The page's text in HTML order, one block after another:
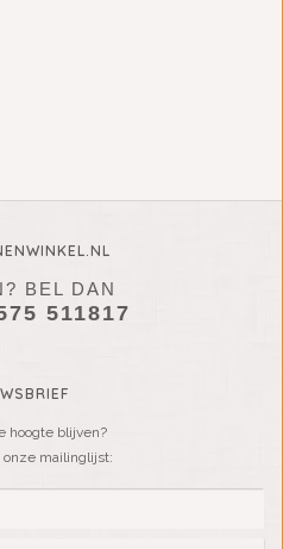
BEL DAN
511817
hoogte blijven?
onze mailinglijst: